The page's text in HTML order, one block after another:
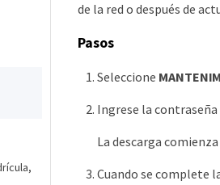
de la red o después de
Pasos
Seleccione
Ingrese la
La descarga
Cuando se complete